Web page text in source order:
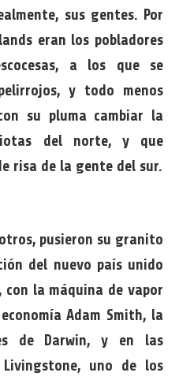
sus gentes. Por
eran los pobladores
a los que se
y todo menos
su pluma cambiar la
del norte, y que
risa de la gente del sur.
otros, pusieron su granito
del nuevo país unido
con la máquina de vapor
Adam Smith, la
de Darwin, y en las
uno de los